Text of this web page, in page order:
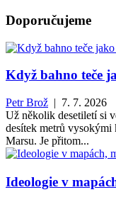
Doporučujeme
Když bahno teče
Petr Brož | 7. 7. 2026
Už několik desetiletí si
desítek metrů vysokými
Marsu. Je přitom...
Ideologie v